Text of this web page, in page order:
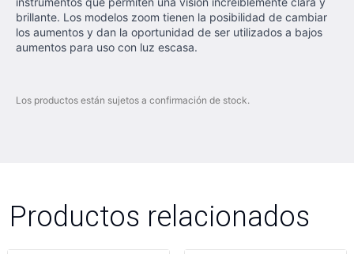
brillante. Los modelos zoom tienen la posibilidad de cambiar
los aumentos y dan la oportunidad de ser utilizados a bajos
aumentos para uso con luz escasa.
Los productos están sujetos a confirmación de stock.
Productos relacionados